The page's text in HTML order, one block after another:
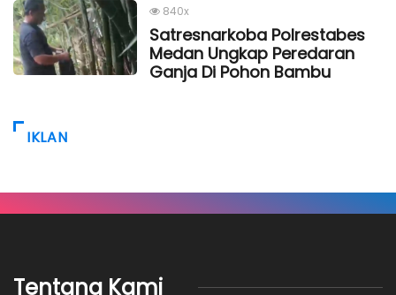
840x
Satresnarkoba Polrestabes
Medan Ungkap Peredaran
Ganja Di Pohon Bambu
IKLAN
Tentang Kami